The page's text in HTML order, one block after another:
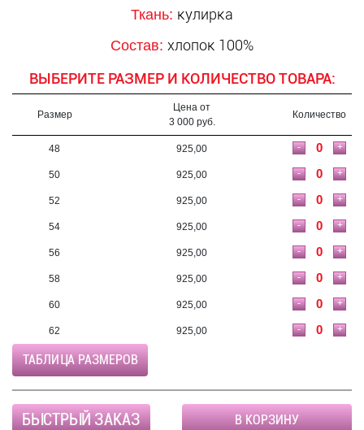
Ткань: кулирка
Состав: хлопок 100%
ВЫБЕРИТЕ РАЗМЕР И КОЛИЧЕСТВО ТОВАРА:
Размер
Цена от
3 000 руб.
Количество
48 925,00 +
-
50 925,00 +
-
52 925,00 +
-
54 925,00 +
-
56 925,00 +
-
58 925,00 +
-
60 925,00 +
-
62 925,00 +
-
ТАБЛИЦА РАЗМЕРОВ
БЫСТРЫЙ ЗАКАЗ В КОРЗИНУ